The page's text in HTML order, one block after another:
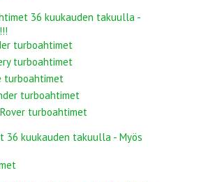
36 kuukauden takuulla -
turboahtimet
turboahtimet
turboahtimet
turboahtimet
turboahtimet
36 kuukauden takuulla - Myös